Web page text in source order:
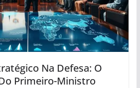
Na Defesa: O
Primeiro-Ministro